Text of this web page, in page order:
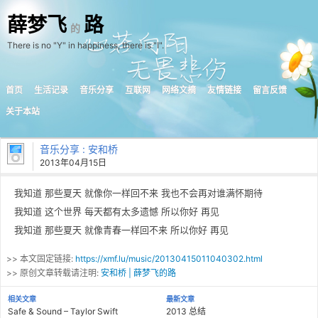
薛梦飞 的 路
There is no "Y" in happiness, there is "I".
首页 生活记录 音乐分享 互联网 网络文摘 友情链接
留言反馈
关于本站
音乐分享 : 安和桥
2013年04月15日
我知道 那些夏天 就像你一样回不来 我也不会再对谁满怀期待
我知道 这个世界 每天都有太多遗憾 所以你好 再见
我知道 那些夏天 就像青春一样回不来 所以你好 再见
>> 本文固定链接: https://xmf.lu/music/20130415011040302.html
>> 原创文章转载请注明: 安和桥 | 薛梦飞的路
相关文章
Safe & Sound – Taylor Swift
最新文章
2013 总结